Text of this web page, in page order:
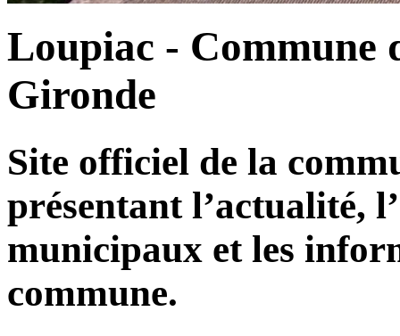
Loupiac - Commune
Gironde
Site officiel de la
présentant l’actualité,
municipaux et les
commune.